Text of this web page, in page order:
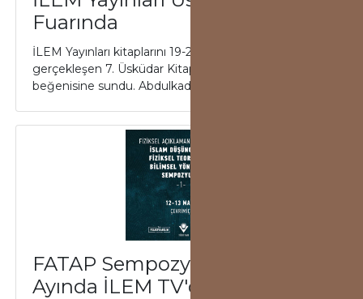
Fuarında
İLEM Yayınları kitaplarını 19-27 Şubat tarihleri arasında
gerçekleşen 7. Üsküdar Kitap Fuarı'nda okuyucunun
beğenisine sundu. Abdulkadir Mac...
FATAP Sempozyumu Mart
Ayında İLEM TV'de